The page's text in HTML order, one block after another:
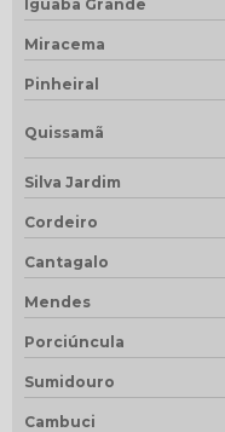
Iguaba Grande
Miracema
Pinheiral
Quissamã
Silva Jardim
Cordeiro
Cantagalo
Mendes
Porciúncula
Sumidouro
Cambuci